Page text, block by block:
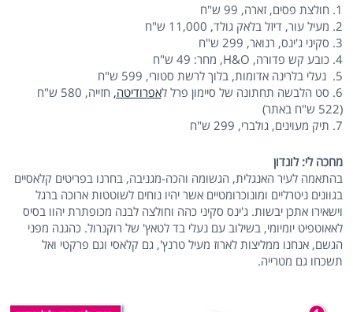
1. חולצת פסים, זארה, 99 ש"ח
2. מעיל עור, דיזל בלאק גולד, 11,000 ש"ח
3. סקיני ג'ינס, רנואר, 299 ש"ח
4. כובע קש פדורה, H&O, מחר: 49 ש"ח
5. נעלי בלרינה אדומות, בלוך לרשת סטורי, 599 ש"ח
6. סט הלבשה תחתונה של סיימון פרל ל
אפרודיטה,
חזייה, 580 ש"ח
(522 ש"ח באתר)
7. תיק מעוינים, גולברי, 299 ש"ח
מחכה לי: לונדון
בהתאמה לעיר האנגלית, הגשומה והכה-מגניבה, בחרנו בפריטים קלאסיים
בגוונים ניטרליים ומונוכרומטיים אשר יהיו נוחים לשוטטות ארוכה ברגל
וישאירו אתכן יבשות. ג'ינס סקיני כהה וחולצה לבנה מכופתרת יהוו בסיס
לאאוטפיט יומיומי, בשילוב עם נעלי בד לטאץ' של רוקנרול. כהגנה מפני
הגשם, אנחנו ממליצות לארוז מעיל טרנץ', גם קלאסי וגם פרקטי ואל
תשכחו גם מטרייה.